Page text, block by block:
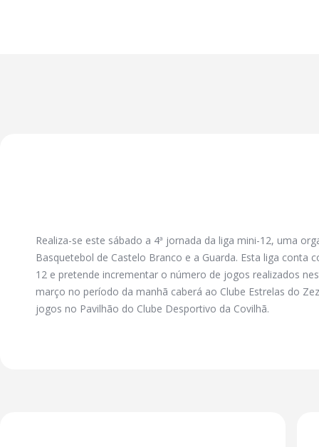
Realiza-se este sábado a 4ª jornada da liga mini-12, uma
Basquetebol de Castelo Branco e a Guarda. Esta liga conta
12 e pretende incrementar o número de jogos realizados
março no período da manhã caberá ao Clube Estrelas do
jogos no Pavilhão do Clube Desportivo da Covilhã.